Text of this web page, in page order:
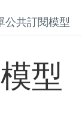
公共訂閱模型
型